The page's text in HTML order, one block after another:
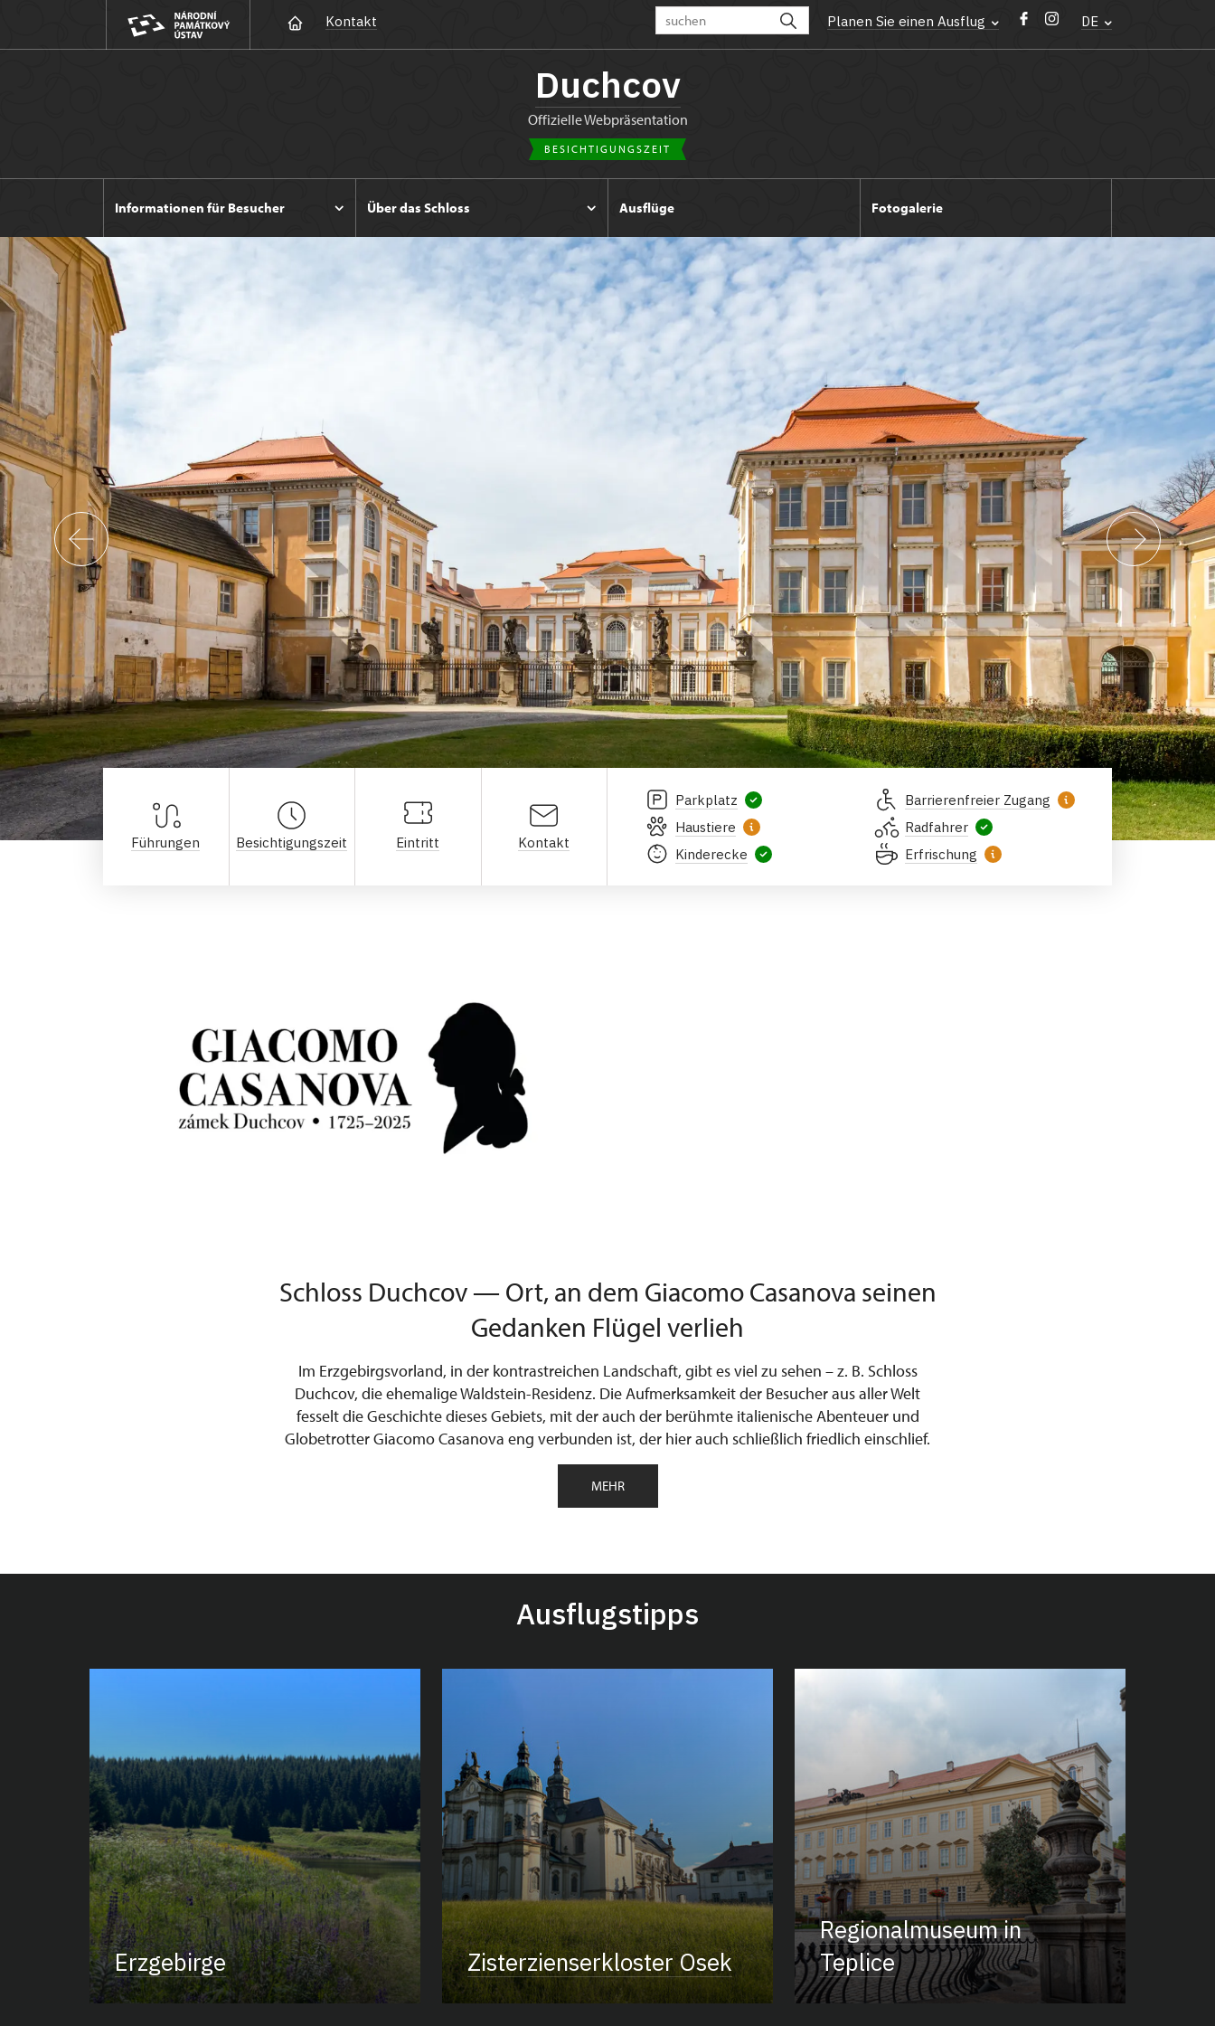
Kontakt Planen Sie einen Ausflug DE
Duchcov
Offizielle Webpräsentation
BESICHTIGUNGSZEIT
Informationen für Besucher Über das Schloss Ausflüge Fotogalerie
Führungen Besichtigungszeit Eintritt Kontakt
Parkplatz
Barrierenfreier Zugang
Haustiere
Radfahrer
Kinderecke
Erfrischung
Schloss Duchcov — Ort, an dem Giacomo Casanova seinen
Gedanken Flügel verlieh
Im Erzgebirgsvorland, in der kontrastreichen Landschaft, gibt es viel zu sehen – z. B. Schloss
Duchcov, die ehemalige Waldstein-Residenz. Die Aufmerksamkeit der Besucher aus aller Welt
fesselt die Geschichte dieses Gebiets, mit der auch der berühmte italienische Abenteuer und
Globetrotter Giacomo Casanova eng verbunden ist, der hier auch schließlich friedlich einschlief.
MEHR
Ausflugstipps
Erzgebirge Zisterzienserkloster Osek
Regionalmuseum in
Teplice